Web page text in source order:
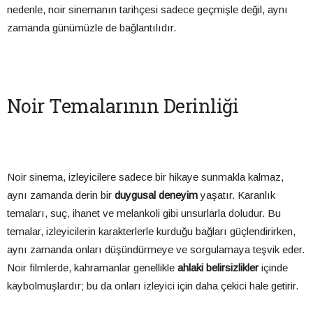
nedenle, noir sinemanın tarihçesi sadece geçmişle değil, aynı
zamanda günümüzle de bağlantılıdır.
Noir Temalarının Derinliği
Noir sinema, izleyicilere sadece bir hikaye sunmakla kalmaz,
aynı zamanda derin bir duygusal deneyimyaşatır. Karanlık
temaları, suç, ihanet ve melankoli gibi unsurlarla doludur. Bu
temalar, izleyicilerin karakterlerle kurduğu bağları güçlendirirken,
aynı zamanda onları düşündürmeye ve sorgulamaya teşvik eder.
Noir filmlerde, kahramanlar genellikle ahlaki belirsizlikleriçinde
kaybolmuşlardır; bu da onları izleyici için daha çekici hale getirir.